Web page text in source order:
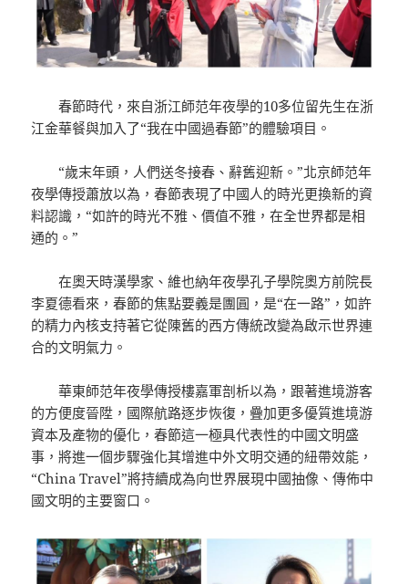
春節時代，來自浙江師范年夜學的10多位留先生在浙
江金華餐與加入了“我在中國過春節”的體驗項目。
“歲末年頭，人們送冬接春、辭舊迎新。”北京師范年
夜學傳授蕭放以為，春節表現了中國人的時光更換新的資
料認識，“如許的時光不雅、價值不雅，在全世界都是相
通的。”
在奧天時漢學家、維也納年夜學孔子學院奧方前院長
李夏德看來，春節的焦點要義是團圓，是“在一路”，如許
的精力內核支持著它從陳舊的西方傳統改變為啟示世界連
合的文明氣力。
華東師范年夜學傳授樓嘉軍剖析以為，跟著進境游客
的方便度晉陞，國際航路逐步恢復，疊加更多優質進境游
資本及產物的優化，春節這一極具代表性的中國文明盛
事，將進一個步驟強化其增進中外文明交通的紐帶效能，
“China Travel”將持續成為向世界展現中國抽像、傳佈中
國文明的主要窗口。